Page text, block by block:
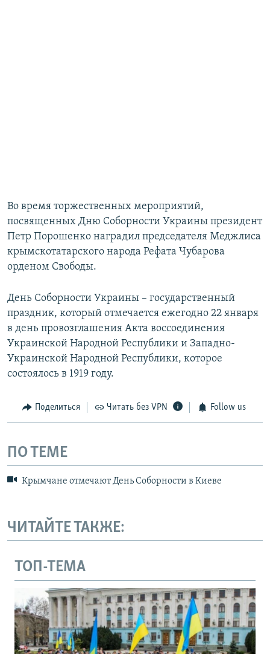
Во время торжественных мероприятий,
посвященных Дню Соборности Украины президент
Петр Порошенко наградил председателя Меджлиса
крымскотатарского народа Рефата Чубарова
орденом Свободы.
День Соборности Украины – государственный
праздник, который отмечается ежегодно 22 января
в день провозглашения Акта воссоединения
Украинской Народной Республики и Западно-
Украинской Народной Республики, которое
состоялось в 1919 году.
Поделиться Читать без VPN Follow us
ПО ТЕМЕ
Крымчане отмечают День Соборности в Киеве
ЧИТАЙТЕ ТАКЖЕ:
ТОП-ТЕМА